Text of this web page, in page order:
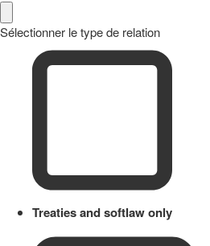
Sélectionner le type de relation
Treaties and softlaw only